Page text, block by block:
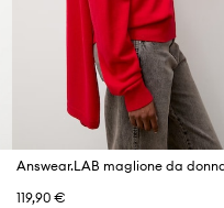
119,90 €